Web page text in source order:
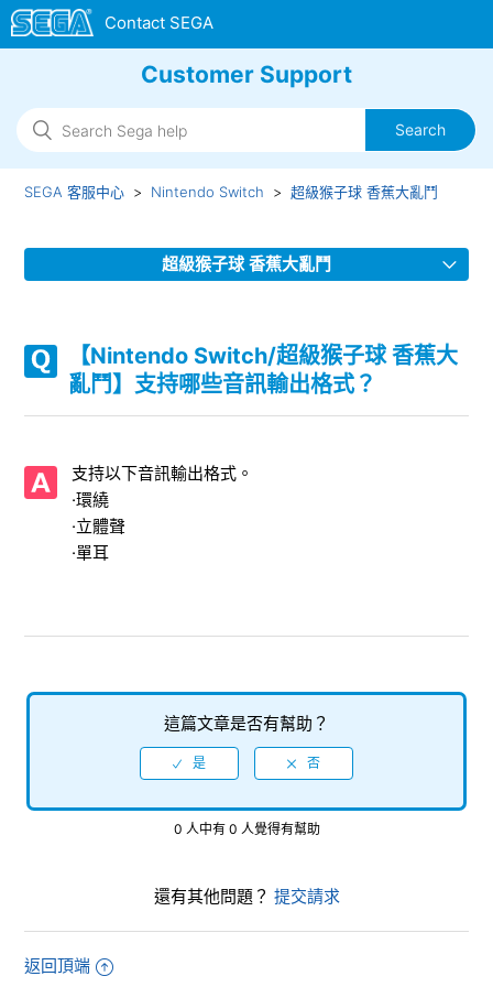
Customer Support
SEGA 客服中心 Nintendo Switch 超級猴子球 香蕉大亂鬥
超級猴子球 香蕉大亂鬥
適
【Nintendo Switch/超級猴子球 香蕉大亂鬥】最大可以有多
少人同時遊玩？
【Nintendo Switch/超級猴子球 香蕉大亂鬥】有語言（聲
【Nintendo Switch/超級猴子球 香蕉大亂鬥】我可以保存多
少遊戲儲存資料？
【Nintendo Switch/超級猴子球 香蕉大亂鬥】海外版可以線
上遊玩（線上對戰）嗎？
【Nintendo Switch/超級猴子球 香蕉大
亂鬥】支持哪些音訊輸出格式？
支持以下音訊輸出格式。
·環繞
·立體聲
·單耳
這篇文章是否有幫助？
0 人中有 0 人覺得有幫助
還有其他問題？ 提交請求
返回頂端